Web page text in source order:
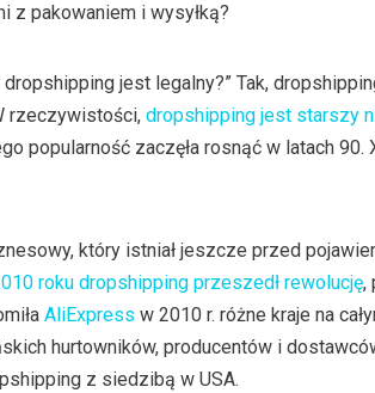
z pakowaniem i wysyłką?
jest legalny?” Tak,
rzeczywistości, dropshipping jest starszy
popularność zaczęła rosnąć w latach 90.
który istniał jeszcze przed
roku dropshipping przeszedł rewolucję,
AliExpress w 2010 r. różne kraje na
hurtowników, producentów i
z siedzibą w USA.